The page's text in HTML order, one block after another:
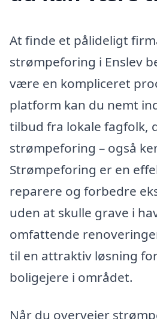
At finde et pålideligt
strømpeforing i Enslev
være en kompliceret
platform kan du nemt
tilbud fra lokale fagfolk,
strømpeforing – også
Strømpeforing er en
reparere og forbedre
uden at skulle grave i
omfattende
til en attraktiv løsning
boligejere i området.
Når du overvejer